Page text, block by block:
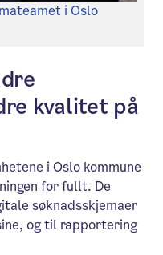
i Oslo
kvalitet på
i Oslo kommune
for fullt. De
søknadsskjemaer
og til rapportering